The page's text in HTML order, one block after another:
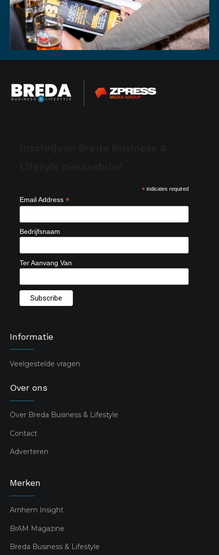
*indicates required
Email Address *
Bedrijfsnaam
Ter Aanvang Van
Informatie
Veelgestelde vragen
Over ons
Over Breda Business & Lifestyle
Contact
Adverteren
Merken
Arnhem Insight
BrAM Magazine
Breda Business & Lifestyle